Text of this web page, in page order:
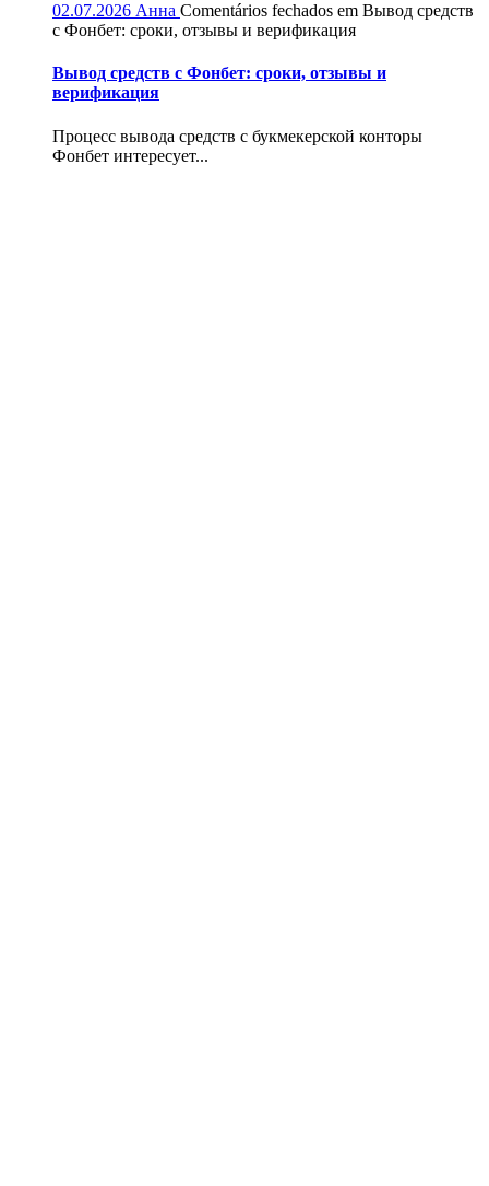
02.07.2026 Анна Comentários fechados em Вывод средств
с Фонбет: сроки, отзывы и верификация
Вывод средств с Фонбет: сроки, отзывы и
верификация
Процесс вывода средств с букмекерской конторы
Фонбет интересует...